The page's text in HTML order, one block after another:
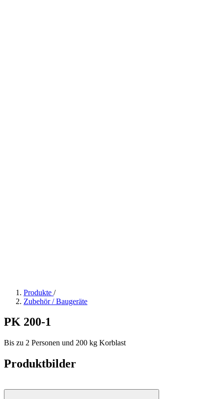
Produkte /
Zubehör / Baugeräte
PK 200-1
Bis zu 2 Personen und 200 kg Korblast
Produktbilder